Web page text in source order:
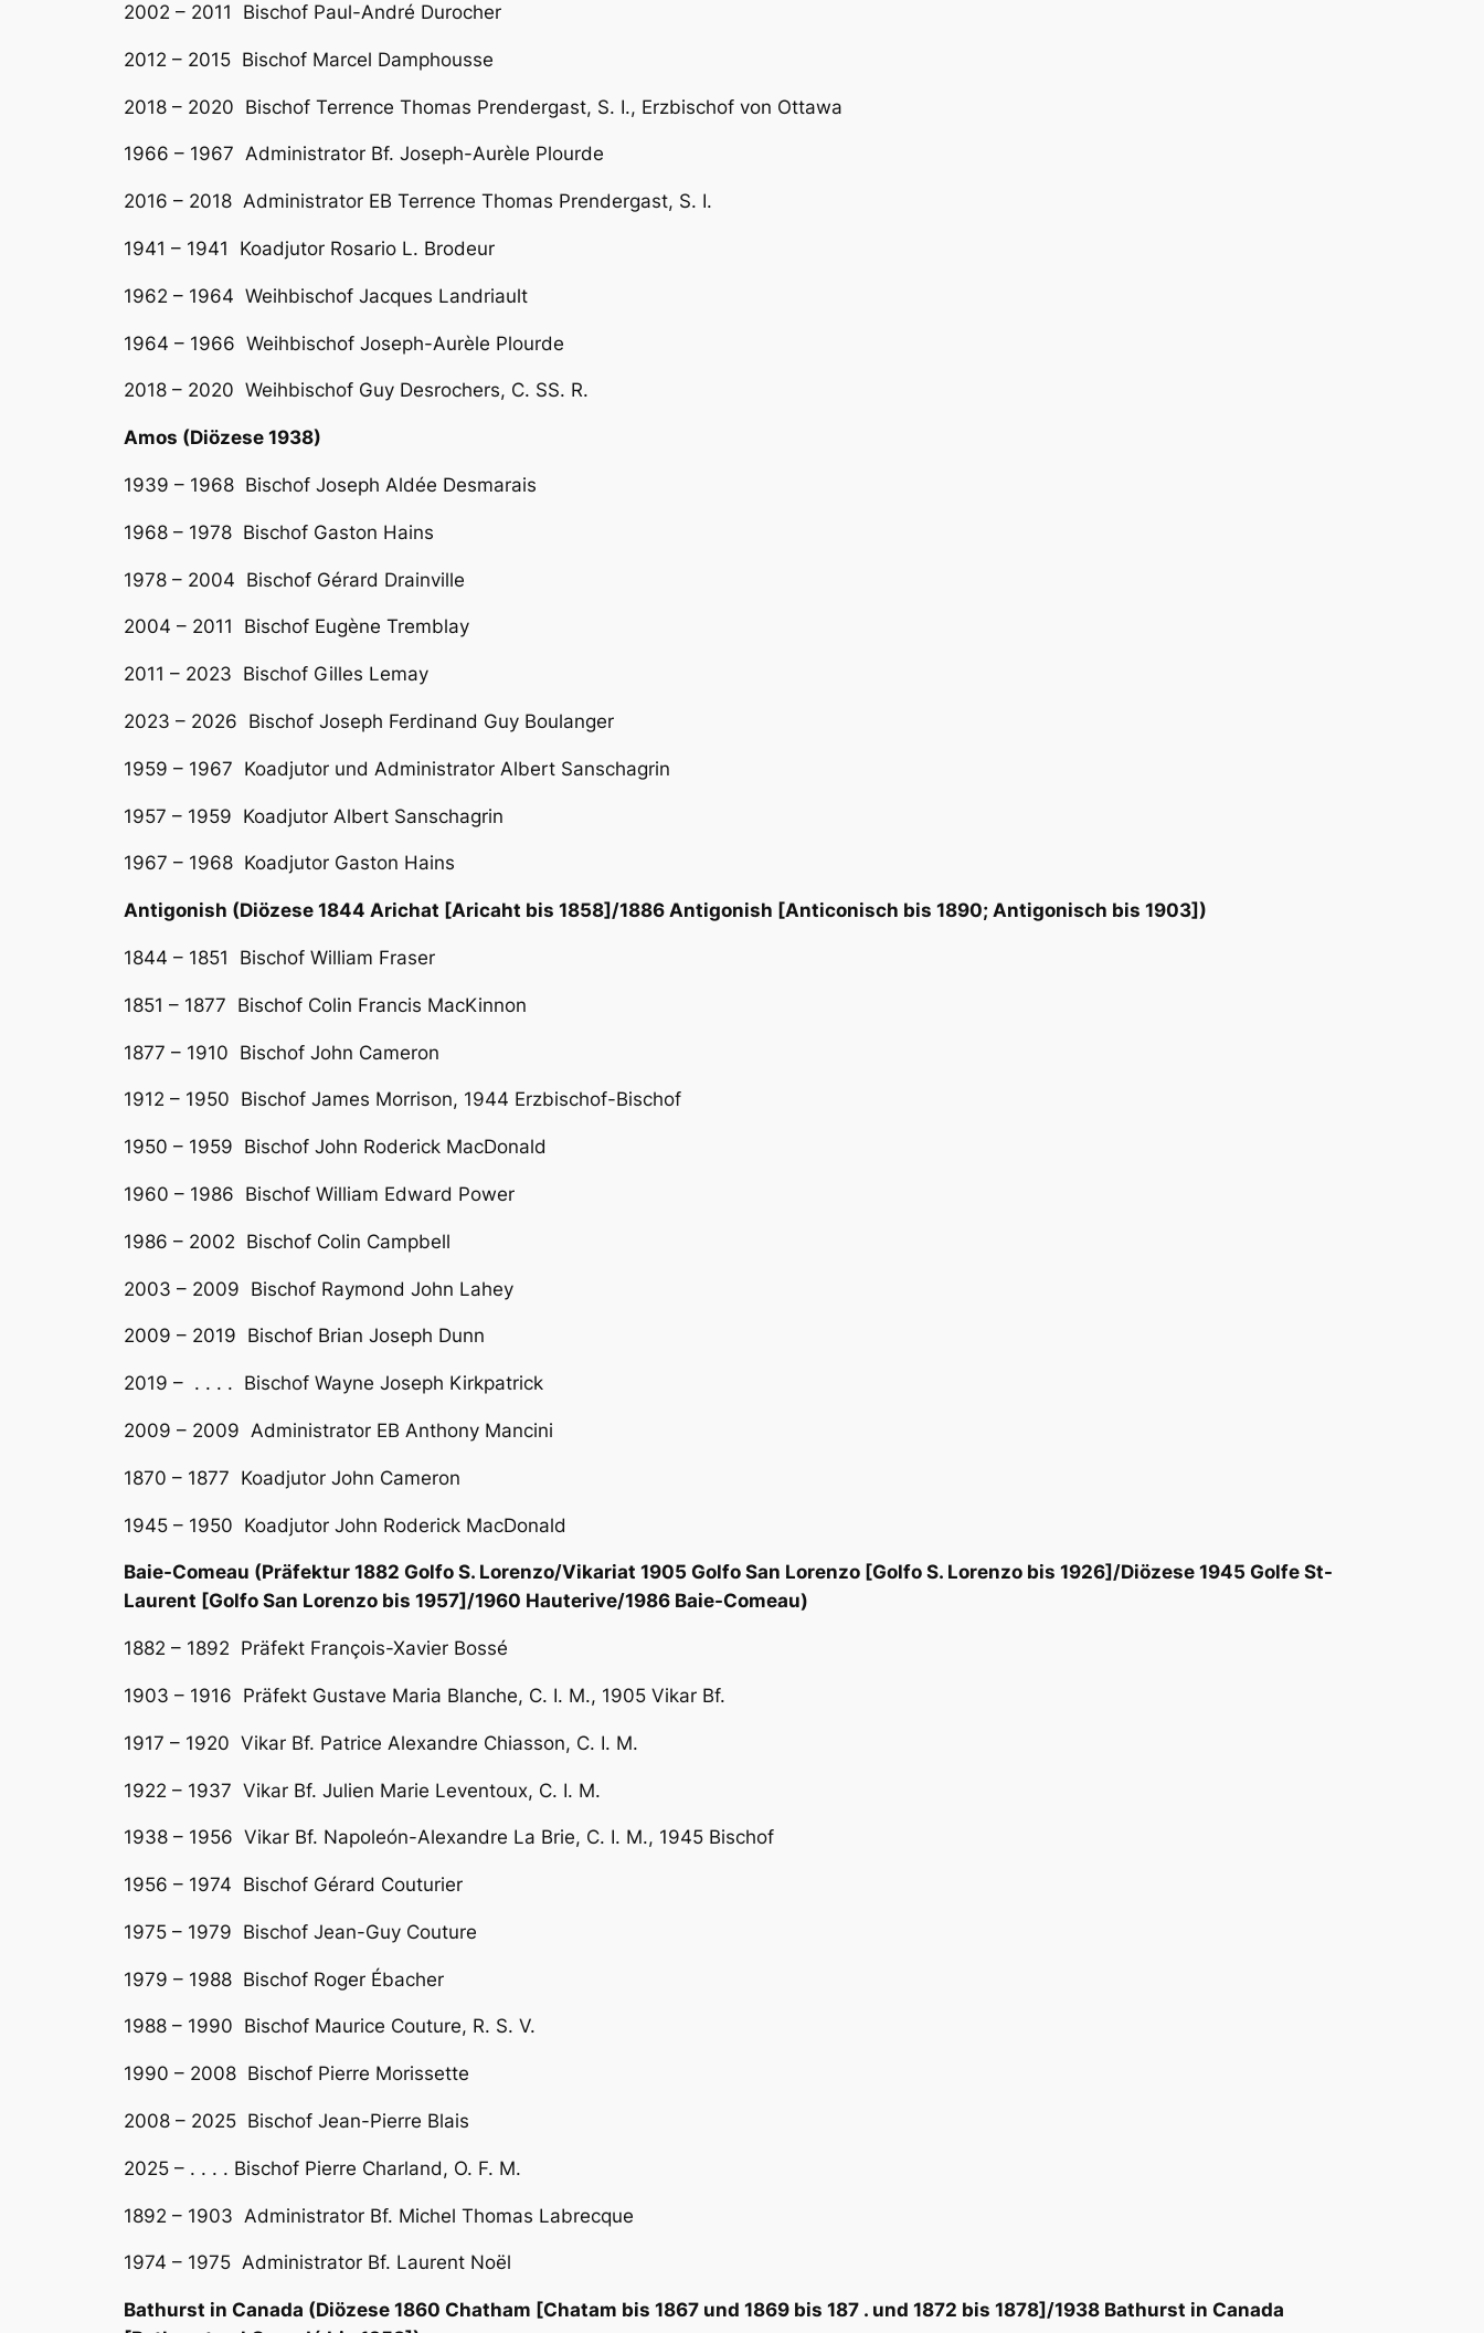
2002 – 2011 Bischof Paul-André Durocher
2012 – 2015 Bischof Marcel Damphousse
2018 – 2020 Bischof Terrence Thomas Prendergast, S. I., Erzbischof von Ottawa
1966 – 1967 Administrator Bf. Joseph-Aurèle Plourde
2016 – 2018 Administrator EB Terrence Thomas Prendergast, S. I.
1941 – 1941 Koadjutor Rosario L. Brodeur
1962 – 1964 Weihbischof Jacques Landriault
1964 – 1966 Weihbischof Joseph-Aurèle Plourde
2018 – 2020 Weihbischof Guy Desrochers, C. SS. R.
Amos (Diözese 1938)
1939 – 1968 Bischof Joseph Aldée Desmarais
1968 – 1978 Bischof Gaston Hains
1978 – 2004 Bischof Gérard Drainville
2004 – 2011 Bischof Eugène Tremblay
2011 – 2023 Bischof Gilles Lemay
2023 – 2026 Bischof Joseph Ferdinand Guy Boulanger
1959 – 1967 Koadjutor und Administrator Albert Sanschagrin
1957 – 1959 Koadjutor Albert Sanschagrin
1967 – 1968 Koadjutor Gaston Hains
Antigonish (Diözese 1844 Arichat [Aricaht bis 1858]/1886 Antigonish [Anticonisch bis 1890; Antigonisch bis 1903])
1844 – 1851 Bischof William Fraser
1851 – 1877 Bischof Colin Francis MacKinnon
1877 – 1910 Bischof John Cameron
1912 – 1950 Bischof James Morrison, 1944 Erzbischof-Bischof
1950 – 1959 Bischof John Roderick MacDonald
1960 – 1986 Bischof William Edward Power
1986 – 2002 Bischof Colin Campbell
2003 – 2009 Bischof Raymond John Lahey
2009 – 2019 Bischof Brian Joseph Dunn
2019 – . . . . Bischof Wayne Joseph Kirkpatrick
2009 – 2009 Administrator EB Anthony Mancini
1870 – 1877 Koadjutor John Cameron
1945 – 1950 Koadjutor John Roderick MacDonald
Baie-Comeau (Präfektur 1882 Golfo S. Lorenzo/Vikariat 1905 Golfo San Lorenzo [Golfo S. Lorenzo bis 1926]/Diözese 1945 Golfe St-
Laurent [Golfo San Lorenzo bis 1957]/1960 Hauterive/1986 Baie-Comeau)
1882 – 1892 Präfekt François-Xavier Bossé
1903 – 1916 Präfekt Gustave Maria Blanche, C. I. M., 1905 Vikar Bf.
1917 – 1920 Vikar Bf. Patrice Alexandre Chiasson, C. I. M.
1922 – 1937 Vikar Bf. Julien Marie Leventoux, C. I. M.
1938 – 1956 Vikar Bf. Napoleón-Alexandre La Brie, C. I. M., 1945 Bischof
1956 – 1974 Bischof Gérard Couturier
1975 – 1979 Bischof Jean-Guy Couture
1979 – 1988 Bischof Roger Ébacher
1988 – 1990 Bischof Maurice Couture, R. S. V.
1990 – 2008 Bischof Pierre Morissette
2008 – 2025 Bischof Jean-Pierre Blais
2025 – . . . . Bischof Pierre Charland, O. F. M.
1892 – 1903 Administrator Bf. Michel Thomas Labrecque
1974 – 1975 Administrator Bf. Laurent Noël
Bathurst in Canada (Diözese 1860 Chatham [Chatam bis 1867 und 1869 bis 187 . und 1872 bis 1878]/1938 Bathurst in Canada